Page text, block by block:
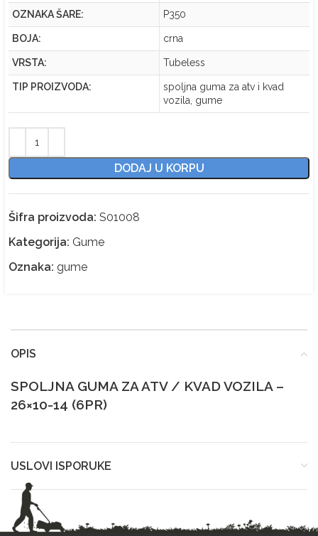
OZNAKA ŠARE: P350
BOJA: crna
VRSTA: Tubeless
TIP PROIZVODA:
spoljna guma za atv i kvad
vozila, gume
DODAJ U KORPU
Šifra proizvoda: S01008
Kategorija: Gume
Oznaka: gume
OPIS
SPOLJNA GUMA ZA ATV / KVAD VOZILA –
26×10-14 (6PR)
USLOVI ISPORUKE